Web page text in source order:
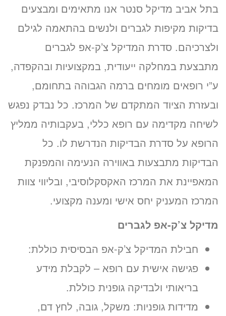
בתל אביב מדיקל סנטר אנו מתאימים ומבצעים
בדיקות מקיפות לגברים ולנשים בהתאמה לגילם
ולצרכיהם. סדרת המדיקל צ’ק-אפ לגברים
מתבצעת במחלקה ייעודית, במקצועיות ובהקפדה,
ע”י רופאים מומחים ברמה הגבוהה בתחומם,
ובעזרת הציוד המתקדם של המרכז. כל נבדק נפגש
לשיחה מקדימה עם רופא כללי, בעקבותיה ממליץ
הרופא על סדרת הבדיקות הנדרשת לו. כל
הבדיקות מתבצעות באווירה הנעימה והמפנקת
המאפיינת את המרכז האקסקלוסיבי, ובליווי צוות
המרכז המעניק יחס אישי ומענה מקצועי.
מדיקל צ’ק-אפ לגברים
חבילת המדיקל צ’ק-אפ הבסיסית כוללת:
פגישה אישית עם רופא – לקבלת מידע
בריאותי ולבדיקה גופנית כוללת.
מדידות גופניות: משקל, גובה, לחץ דם,